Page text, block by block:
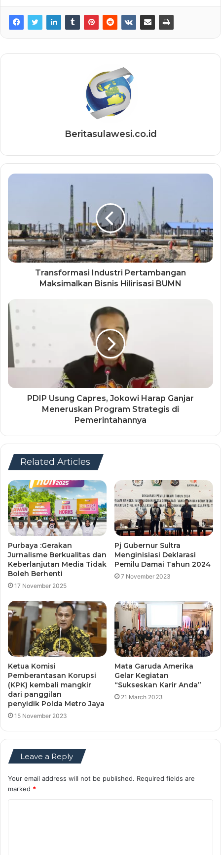
Beritasulawesi.co.id
Transformasi Industri Pertambangan
Maksimalkan Bisnis Hilirisasi BUMN
PDIP Usung Capres, Jokowi Harap Ganjar
Meneruskan Program Strategis di
Pemerintahannya
Related Articles
Purbaya :Gerakan
Jurnalisme Berkualitas dan
Keberlanjutan Media Tidak
Boleh Berhenti
17 November 2025
Pj Gubernur Sultra
Menginisiasi Deklarasi
Pemilu Damai Tahun 2024
7 November 2023
Ketua Komisi
Pemberantasan Korupsi
(KPK) kembali mangkir
dari panggilan
penyidik Polda Metro Jaya
15 November 2023
Mata Garuda Amerika
Gelar Kegiatan
“Sukseskan Karir Anda”
21 March 2023
Leave a Reply
Your email address will not be published. Required fields are
marked *